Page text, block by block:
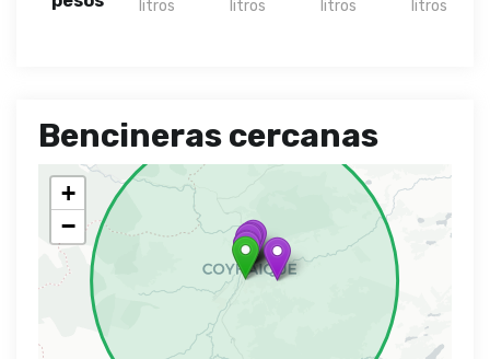
litros
litros
litros
litros
Bencineras cercanas
+
−